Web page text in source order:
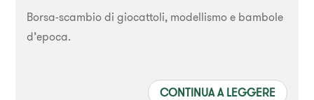
Borsa-scambio di giocattoli, modellismo e bambole
d’epoca.
CONTINUA A LEGGERE